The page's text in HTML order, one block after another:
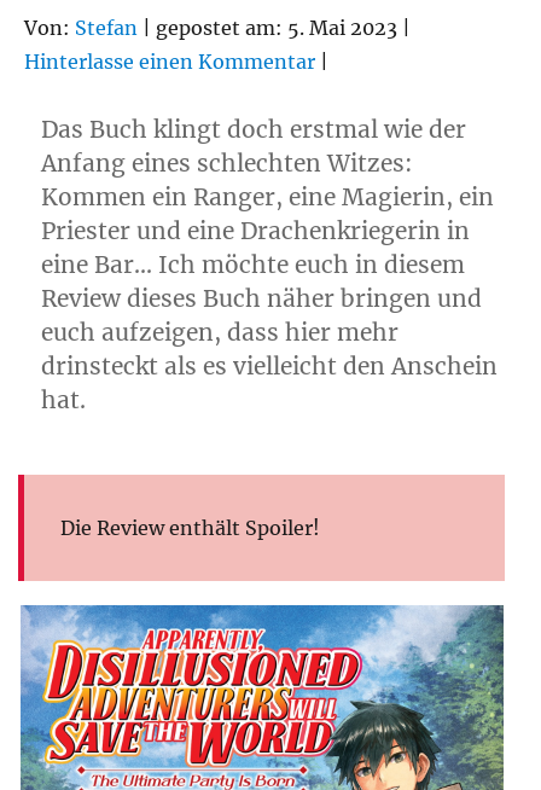
Von: Stefan | gepostet am: 5. Mai 2023 |
Hinterlasse einen Kommentar
Das Buch klingt doch erstmal wie der
Anfang eines schlechten Witzes:
Kommen ein Ranger, eine Magierin, ein
Priester und eine Drachenkriegerin in
eine Bar… Ich möchte euch in diesem
Review dieses Buch näher bringen und
euch aufzeigen, dass hier mehr
drinsteckt als es vielleicht den Anschein
hat.
Die Review enthält Spoiler!